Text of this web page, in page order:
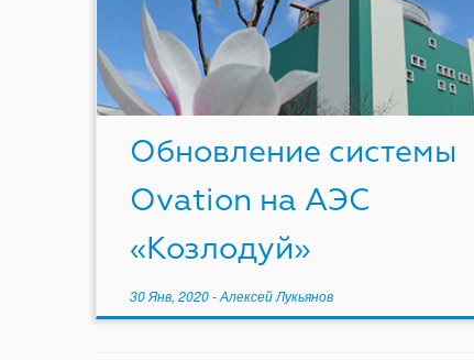
Обновление системы
Ovation на АЭС
«Козлодуй»
30 Янв, 2020 -Алексей Лукьянов